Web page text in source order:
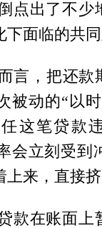
点出了不少
面临的共同
言，把还款
被动的“以时
这笔贷款
会立刻受到
来，直接挤
款在账面上